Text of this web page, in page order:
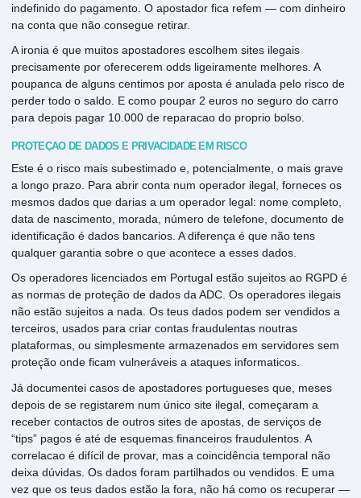
indefinido do pagamento. O apostador fica refem — com dinheiro
na conta que não consegue retirar.
A ironia é que muitos apostadores escolhem sites ilegais
precisamente por oferecerem odds ligeiramente melhores. A
poupanca de alguns centimos por aposta é anulada pelo risco de
perder todo o saldo. E como poupar 2 euros no seguro do carro
para depois pagar 10.000 de reparacao do proprio bolso.
PROTEÇÃO DE DADOS E PRIVACIDADE EM RISCO
Este é o risco mais subestimado e, potencialmente, o mais grave
a longo prazo. Para abrir conta num operador ilegal, forneces os
mesmos dados que darias a um operador legal: nome completo,
data de nascimento, morada, número de telefone, documento de
identificação é dados bancarios. A diferença é que não tens
qualquer garantia sobre o que acontece a esses dados.
Os operadores licenciados em Portugal estão sujeitos ao RGPD é
as normas de proteção de dados da ADC. Os operadores ilegais
não estão sujeitos a nada. Os teus dados podem ser vendidos a
terceiros, usados para criar contas fraudulentas noutras
plataformas, ou simplesmente armazenados em servidores sem
proteção onde ficam vulneráveis a ataques informaticos.
Já documentei casos de apostadores portugueses que, meses
depois de se registarem num único site ilegal, começaram a
receber contactos de outros sites de apostas, de serviços de
“tips” pagos é até de esquemas financeiros fraudulentos. A
correlacao é difícil de provar, mas a coincidência temporal não
deixa dúvidas. Os dados foram partilhados ou vendidos. E uma
vez que os teus dados estão la fora, não há como os recuperar —